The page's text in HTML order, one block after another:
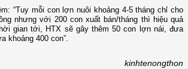
“Tuy mỗi con lợn nuôi khoảng 4-5 tháng chỉ cho
nhưng với 200 con xuất bán/tháng thì hiệu quả
gian tới, HTX sẽ gây thêm 50 con lợn nái, đưa
khoảng 400 con”.
kinhtenongthon